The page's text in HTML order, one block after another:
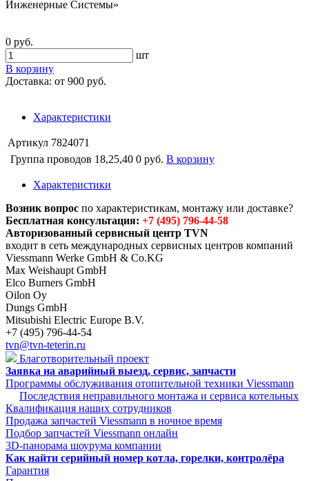
0 руб.
шт
В корзину
Доставка: от 900 руб.
Характеристики
Артикул 7824071
Группа проводов 18,25,40 0 руб. В корзину
Характеристики
Возник вопрос по характеристикам, монтажу или доставке?
Бесплатная консультация: +7 (495) 796-44-58
Авторизованный сервисный центр TVN
входит в сеть международных сервисных центров компаний
Viessmann Werke GmbH & Co.KG
Max Weishaupt GmbH
Elco Burners GmbH
Oilon Oy
Dungs GmbH
Mitsubishi Electric Europe B.V.
+7 (495) 796-44-54
tvn@tvn-teterin.ru
Благотворительный проект
Заявка на аварийный выезд, сервис, запчасти
Программы обслуживания отопительной техники Viessmann
Последствия неправильного монтажа и сервиса котельных
Квалификация наших сотрудников
Продажа запчастей Viessmann в ночное время
Подбор запчастей Viessmann онлайн
3D-панорама шоурума компании
Как найти серийный номер котла, горелки, контролёра
Гарантия